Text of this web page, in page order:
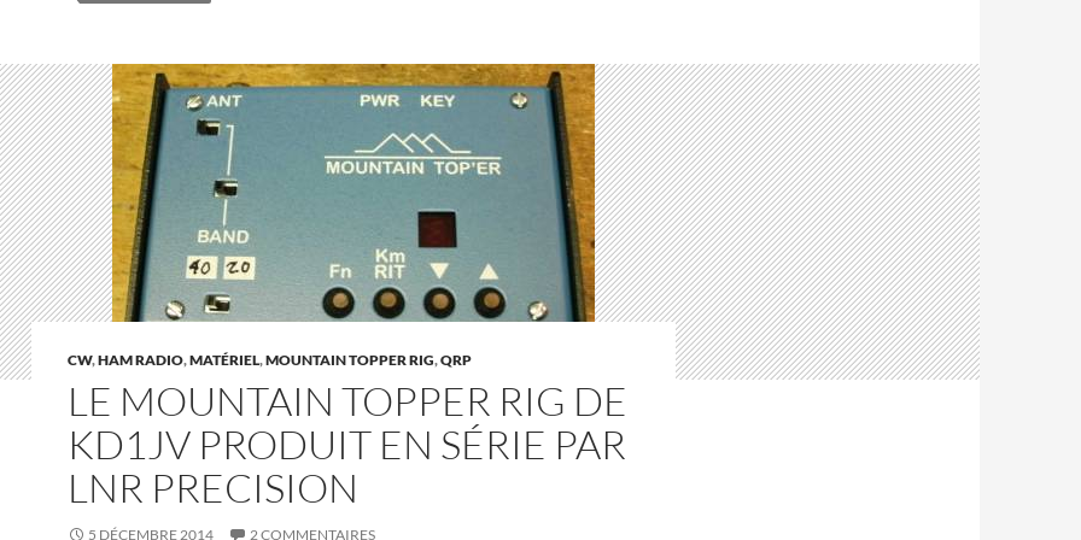
CW,HAM RADIO,MATÉRIEL,MOUNTAIN TOPPER RIG,QRP
LE MOUNTAIN TOPPER RIG DE
KD1JV PRODUIT EN SÉRIE PAR
LNR PRECISION
5 DÉCEMBRE 2014 2 COMMENTAIRES